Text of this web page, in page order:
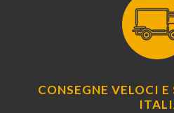
CONSEGNE VELOCI